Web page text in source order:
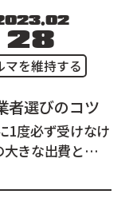
を解説して...
28
マを維持する
者選びのコツ
1度必ず受けなけ
業者選びのコツ